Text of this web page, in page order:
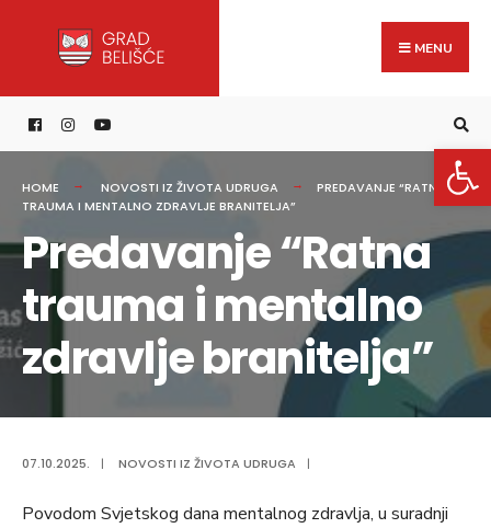
content
MENU
HOME NOVOSTI IZ ŽIVOTA UDRUGA
PREDAVANJE “RATNA
TRAUMA I MENTALNO ZDRAVLJE BRANITELJA”
Predavanje “Ratna
trauma i mentalno
zdravlje branitelja”
07.10.2025. | NOVOSTI IZ ŽIVOTA UDRUGA |
Povodom Svjetskog dana mentalnog zdravlja, u suradnji
for: